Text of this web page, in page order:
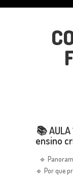
📚
ensino
🔹
🔹 Por que